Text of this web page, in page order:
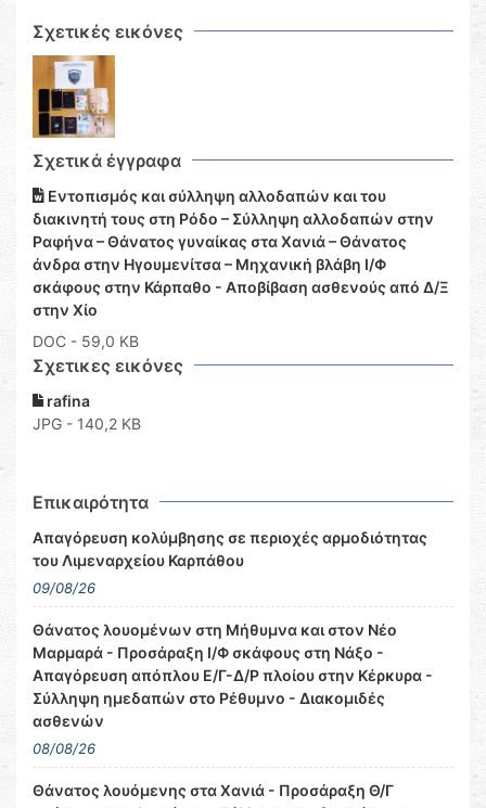
Σχετικές εικόνες
Σχετικά έγγραφα
Εντοπισμός και σύλληψη αλλοδαπών και του
διακινητή τους στη Ρόδο – Σύλληψη αλλοδαπών στην
Ραφήνα – Θάνατος γυναίκας στα Χανιά – Θάνατος
άνδρα στην Ηγουμενίτσα – Μηχανική βλάβη Ι/Φ
σκάφους στην Κάρπαθο - Αποβίβαση ασθενούς από Δ/Ξ
στην Χίο
DOC - 59,0 KB
Σχετικες εικόνες
rafina
JPG - 140,2 KB
Επικαιρότητα
Απαγόρευση κολύμβησης σε περιοχές αρμοδιότητας
του Λιμεναρχείου Καρπάθου
09/08/26
Θάνατος λουομένων στη Μήθυμνα και στον Νέο
Μαρμαρά - Προσάραξη Ι/Φ σκάφους στη Νάξο -
Απαγόρευση απόπλου Ε/Γ-Δ/Ρ πλοίου στην Κέρκυρα -
Σύλληψη ημεδαπών στο Ρέθυμνο - Διακομιδές
ασθενών
08/08/26
Θάνατος λουόμενης στα Χανιά - Προσάραξη Θ/Γ